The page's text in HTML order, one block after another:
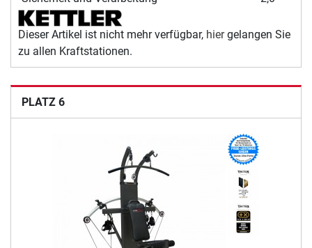
Dieser Artikel ist nicht mehr verfügbar, hiergelangen Sie
zu allen Kraftstationen.
PLATZ 6